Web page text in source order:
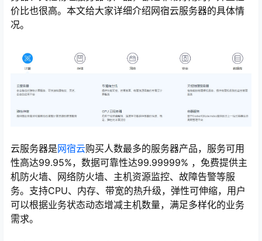
价比也很高。本文给大家详细介绍网宿云服务器的具体情
况。
云服务器是网宿云购买人数最多的服务器产品，服务可用
性高达99.95%，数据可靠性达99.99999% ，免费提供主
机防火墙、网络防火墙、主机资源监控、故障告警等服
务。支持CPU、内存、带宽的热升级，弹性可伸缩，用户
可以根据业务状态动态增减主机数量，满足多样化的业务
需求。